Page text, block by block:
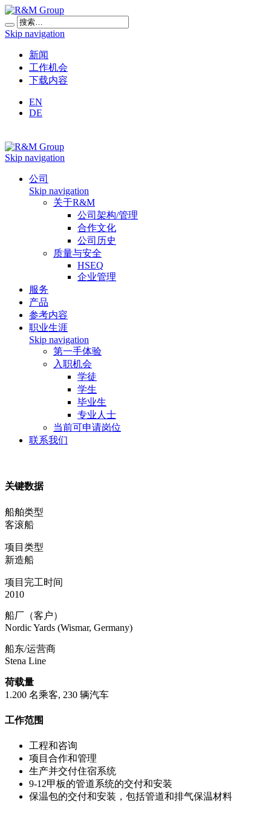
Skip navigation
新闻
工作机会
下载内容
EN
DE
Skip navigation
公司
Skip navigation
关于R&M
公司架构/管理
合作文化
公司历史
质量与安全
HSEQ
企业管理
服务
产品
参考内容
职业生涯
Skip navigation
第一手体验
入职机会
学徒
学生
毕业生
专业人士
当前可申请岗位
联系我们
关键数据
船舶类型
客滚船
项目类型
新造船
项目完工时间
2010
船厂（客户）
Nordic Yards (Wismar, Germany)
船东/运营商
Stena Line
荷载量
1.200 名乘客, 230 辆汽车
工作范围
工程和咨询
项目合作和管理
生产并交付住宿系统
9-12甲板的管道系统的交付和安装
保温包的交付和安装，包括管道和排气保温材料